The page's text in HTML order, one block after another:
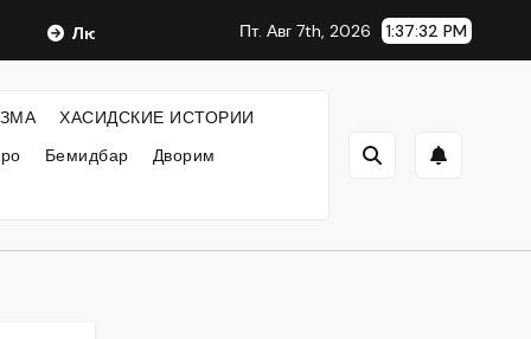
Любавический Ребе ФИЛОСОФИЯ ХАСИДИЗМА
Пт. Авг 7th, 2026 1:37:32 PM
ХАСИДСКИЕ ИСТОРИИ
Бемидбар Дворим